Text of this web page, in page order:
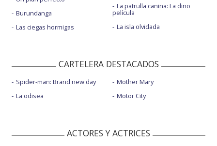
Burundanga
Las ciegas hormigas
La patrulla canina: La dino
película
La isla olvidada
CARTELERA DESTACADOS
Spider-man: Brand new day
La odisea
Mother Mary
Motor City
ACTORES Y ACTRICES